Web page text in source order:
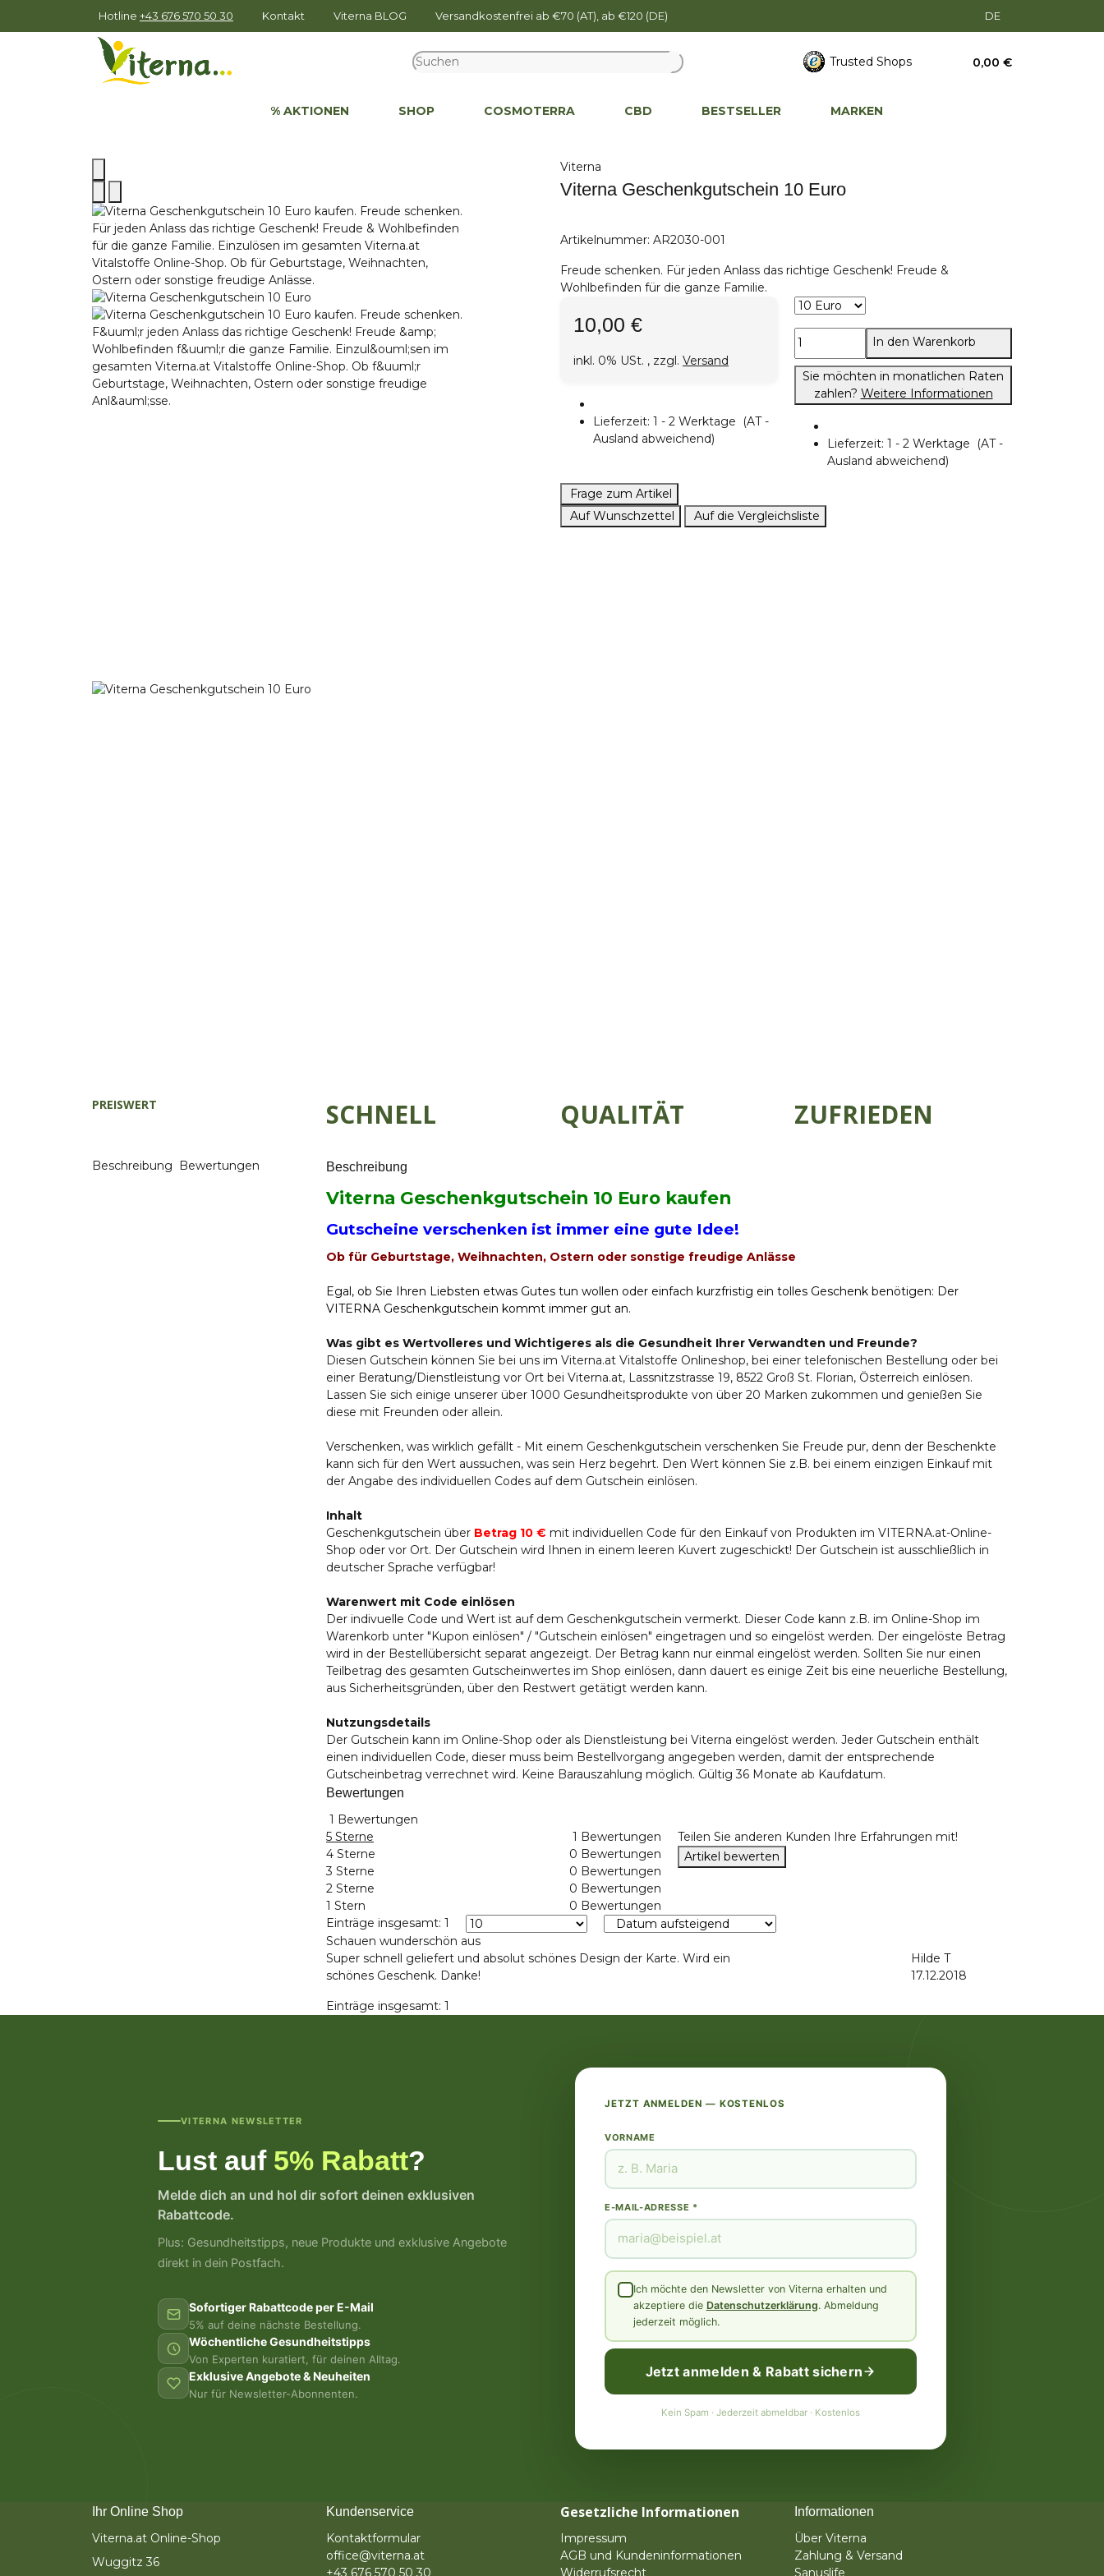
Hotline +43 676 570 50 30 Kontakt Viterna BLOG Versandkostenfrei ab €70 (AT), ab €120 (DE) DE
Trusted Shops 0,00 €
% AKTIONEN SHOP COSMOTERRA CBD BESTSELLER MARKEN
Viterna
Viterna Geschenkgutschein 10 Euro
Artikelnummer: AR2030-001
Freude schenken. Für jeden Anlass das richtige Geschenk! Freude &
Wohlbefinden für die ganze Familie.
10,00 €
inkl. 0% USt. , zzgl. Versand
Lieferzeit: 1 - 2 Werktage
(AT -
Ausland abweichend)
In den Warenkorb
Sie möchten in monatlichen Raten
zahlen? Weitere Informationen
Lieferzeit: 1 - 2 Werktage
(AT -
Ausland abweichend)
Frage zum Artikel
Auf Wunschzettel
Auf die Vergleichsliste
PREISWERT SCHNELL QUALITÄT ZUFRIEDEN
Beschreibung Bewertungen Beschreibung
Viterna Geschenkgutschein 10 Euro kaufen
Gutscheine verschenken ist immer eine gute Idee!
Ob für Geburtstage, Weihnachten, Ostern oder sonstige freudige Anlässe
Egal, ob Sie Ihren Liebsten etwas Gutes tun wollen oder einfach kurzfristig ein tolles Geschenk benötigen: Der
VITERNA Geschenkgutschein kommt immer gut an.
Was gibt es Wertvolleres und Wichtigeres als die Gesundheit Ihrer Verwandten und Freunde?
Diesen Gutschein können Sie bei uns im Viterna.at Vitalstoffe Onlineshop, bei einer telefonischen Bestellung oder bei
einer Beratung/Dienstleistung vor Ort bei Viterna.at, Lassnitzstrasse 19, 8522 Groß St. Florian, Österreich einlösen.
Lassen Sie sich einige unserer über 1000 Gesundheitsprodukte von über 20 Marken zukommen und genießen Sie
diese mit Freunden oder allein.
Verschenken, was wirklich gefällt - Mit einem Geschenkgutschein verschenken Sie Freude pur, denn der Beschenkte
kann sich für den Wert aussuchen, was sein Herz begehrt. Den Wert können Sie z.B. bei einem einzigen Einkauf mit
der Angabe des individuellen Codes auf dem Gutschein einlösen.
Inhalt
Geschenkgutschein über Betrag 10 € mit individuellen Code für den Einkauf von Produkten im VITERNA.at-Online-
Shop oder vor Ort. Der Gutschein wird Ihnen in einem leeren Kuvert zugeschickt! Der Gutschein ist ausschließlich in
deutscher Sprache verfügbar!
Warenwert mit Code einlösen
Der indivuelle Code und Wert ist auf dem Geschenkgutschein vermerkt. Dieser Code kann z.B. im Online-Shop im
Warenkorb unter "Kupon einlösen" / "Gutschein einlösen" eingetragen und so eingelöst werden. Der eingelöste Betrag
wird in der Bestellübersicht separat angezeigt. Der Betrag kann nur einmal eingelöst werden. Sollten Sie nur einen
Teilbetrag des gesamten Gutscheinwertes im Shop einlösen, dann dauert es einige Zeit bis eine neuerliche Bestellung,
aus Sicherheitsgründen, über den Restwert getätigt werden kann.
Nutzungsdetails
Der Gutschein kann im Online-Shop oder als Dienstleistung bei Viterna eingelöst werden. Jeder Gutschein enthält
einen individuellen Code, dieser muss beim Bestellvorgang angegeben werden, damit der entsprechende
Gutscheinbetrag verrechnet wird. Keine Barauszahlung möglich. Gültig 36 Monate ab Kaufdatum.
Bewertungen
1 Bewertungen
5 Sterne
1 Bewertungen
4 Sterne
0 Bewertungen
3 Sterne
0 Bewertungen
2 Sterne
0 Bewertungen
1 Stern
0 Bewertungen
Teilen Sie anderen Kunden Ihre Erfahrungen mit!
Artikel bewerten
Einträge insgesamt: 1
Schauen wunderschön aus
Super schnell geliefert und absolut schönes Design der Karte. Wird ein
schönes Geschenk. Danke!
Hilde T
17.12.2018
Einträge insgesamt: 1
VITERNA NEWSLETTER
Lust auf 5% Rabatt?
Melde dich an und hol dir sofort deinen exklusiven
Rabattcode.
Plus: Gesundheitstipps, neue Produkte und exklusive Angebote
direkt in dein Postfach.
Sofortiger Rabattcode per E-Mail
5% auf deine nächste Bestellung.
Wöchentliche Gesundheitstipps
Von Experten kuratiert, für deinen Alltag.
Exklusive Angebote & Neuheiten
Nur für Newsletter-Abonnenten.
JETZT ANMELDEN — KOSTENLOS
VORNAME
E-MAIL-ADRESSE *
Ich möchte den Newsletter von Viterna erhalten und
akzeptiere die Datenschutzerklärung. Abmeldung
jederzeit möglich.
Jetzt anmelden & Rabatt sichern
Kein Spam · Jederzeit abmeldbar · Kostenlos
Ihr Online Shop
Viterna.at Online-Shop
Wuggitz 36
Kundenservice
Kontaktformular
office@viterna.at
+43 676 570 50 30
Gesetzliche Informationen
Impressum
AGB und Kundeninformationen
Widerrufsrecht
Informationen
Über Viterna
Zahlung & Versand
Sanuslife